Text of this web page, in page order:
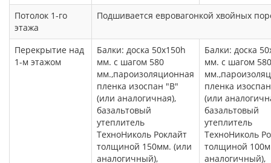
Потолок 1-го
этажа
Подшивается евровагонкой хвойных
Перекрытие над
1-м этажом
Балки: доска 50х150h
мм. с шагом 580
мм.,пароизоляционная
пленка изоспан "В"
(или аналогичная),
базальтовый
утеплитель
ТехноНиколь Роклайт
толщиной 150мм. (или
аналогичный),
Балки: доска
мм. с шагом 580
пленка
(или
базальтовый
утеплитель
ТехноНиколь
толщиной
аналогичный),